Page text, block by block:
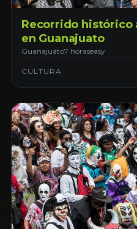
Recorrido histórico
en Guanajuato
Guanajuato7 horaseasy
CULTURA